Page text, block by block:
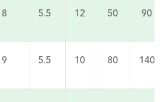
8 5.5 12 50 90
9 5.5 10 80 140